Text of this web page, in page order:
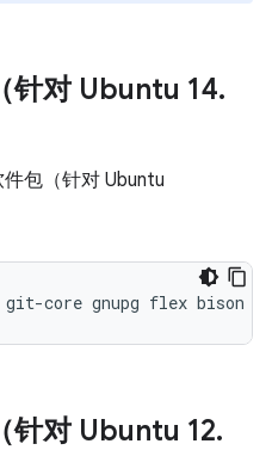
针对 Ubuntu 14.
包（针对 Ubuntu
git-core gnupg flex bison
针对 Ubuntu 12.